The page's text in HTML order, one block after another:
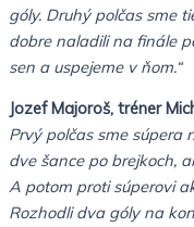
góly. Druhý polčas sme
dobre naladili na finále
sen a uspejeme v ňom.“
Jozef Majoroš, tréner
Prvý polčas sme súpera
dve šance po brejkoch,
A potom proti súperovi
Rozhodli dva góly na